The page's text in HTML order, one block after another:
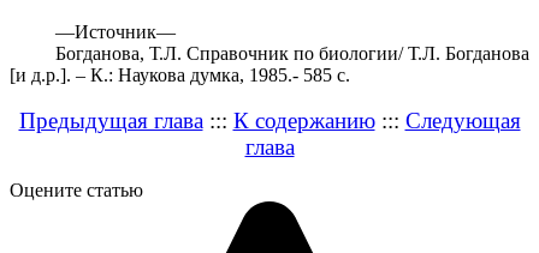
—Источник—
Богданова, Т.Л. Справочник по биологии/ Т.Л. Богданова
[и д.р.]. – К.: Наукова думка, 1985.- 585 с.
Предыдущая глава::: К содержанию::: Следующая
глава
Оцените статью